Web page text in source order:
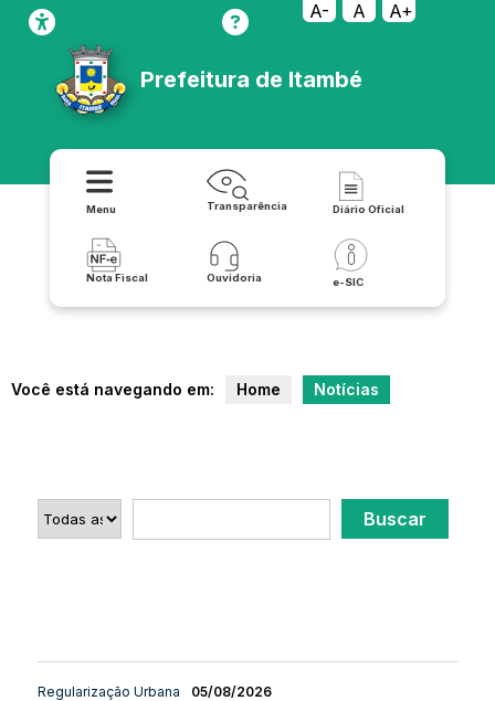
A- A A+
Prefeitura de Itambé
Menu Transparência Diário Oficial
Nota Fiscal Ouvidoria e-SIC
Você está navegando em: Home Notícias
Regularização Urbana 05/08/2026